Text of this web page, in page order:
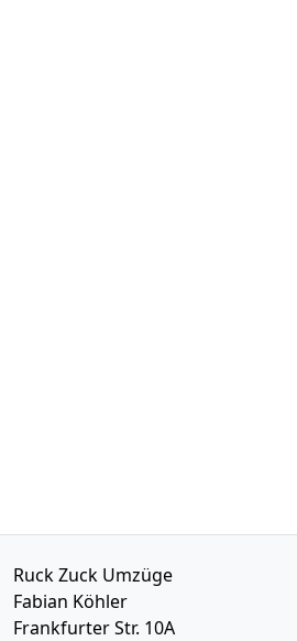
Ruck Zuck Umzüge
Fabian Köhler
Frankfurter Str. 10A